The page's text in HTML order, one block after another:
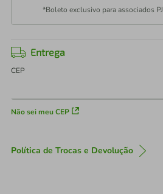
*Boleto exclusivo para associados PJ
Entrega
CEP
Não sei meu CEP
Política de Trocas e Devolução